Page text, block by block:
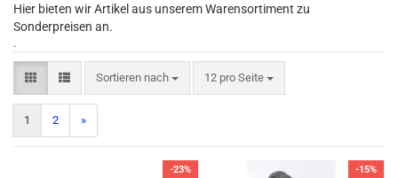
Hier bieten wir Artikel aus unserem Warensortiment zu
Sonderpreisen an.
.
Sortieren nach 12 pro Seite
1 2 »
-23% -15%